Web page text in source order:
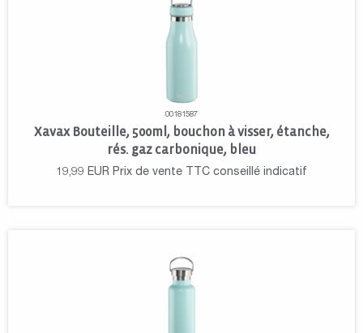
00181587
Xavax Bouteille, 500ml, bouchon à visser, étanche,
rés. gaz carbonique, bleu
19,99 EUR Prix de vente TTC conseillé indicatif